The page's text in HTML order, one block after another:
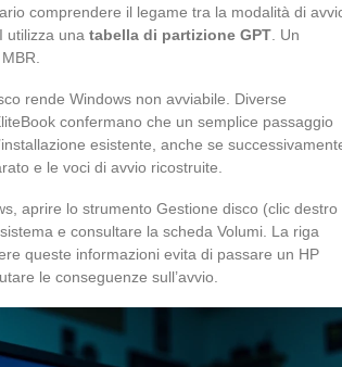
comprendere il legame tra la modalità di
utilizza una tabella di partizione GPT . Un
rende Windows non avviabile. Diverse
confermano che un semplice passaggio
esistente, anche se
e le voci di avvio ricostruite.
aprire lo strumento Gestione disco (clic destro
e consultare la scheda Volumi. La riga
queste informazioni evita di passare un HP
le conseguenze sull’avvio.